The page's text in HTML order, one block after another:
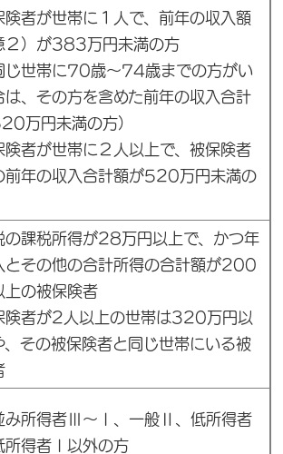
険者が世帯に１人で、前年の収入額
２）が383万円未満の方
世帯に70歳～74歳までの方がい
は、その方を含めた前年の収入合計
万円未満の方）
険者が世帯に２人以上で、被保険者
前年の収入合計額が520万円未満の
の課税所得が28万円以上で、かつ年
とその他の合計所得の合計額が200
上の被保険者
険者が2人以上の世帯は320万円以
、その被保険者と同じ世帯にいる被
み所得者Ⅲ～Ⅰ、一般Ⅱ、低所得者
所得者Ⅰ以外の方